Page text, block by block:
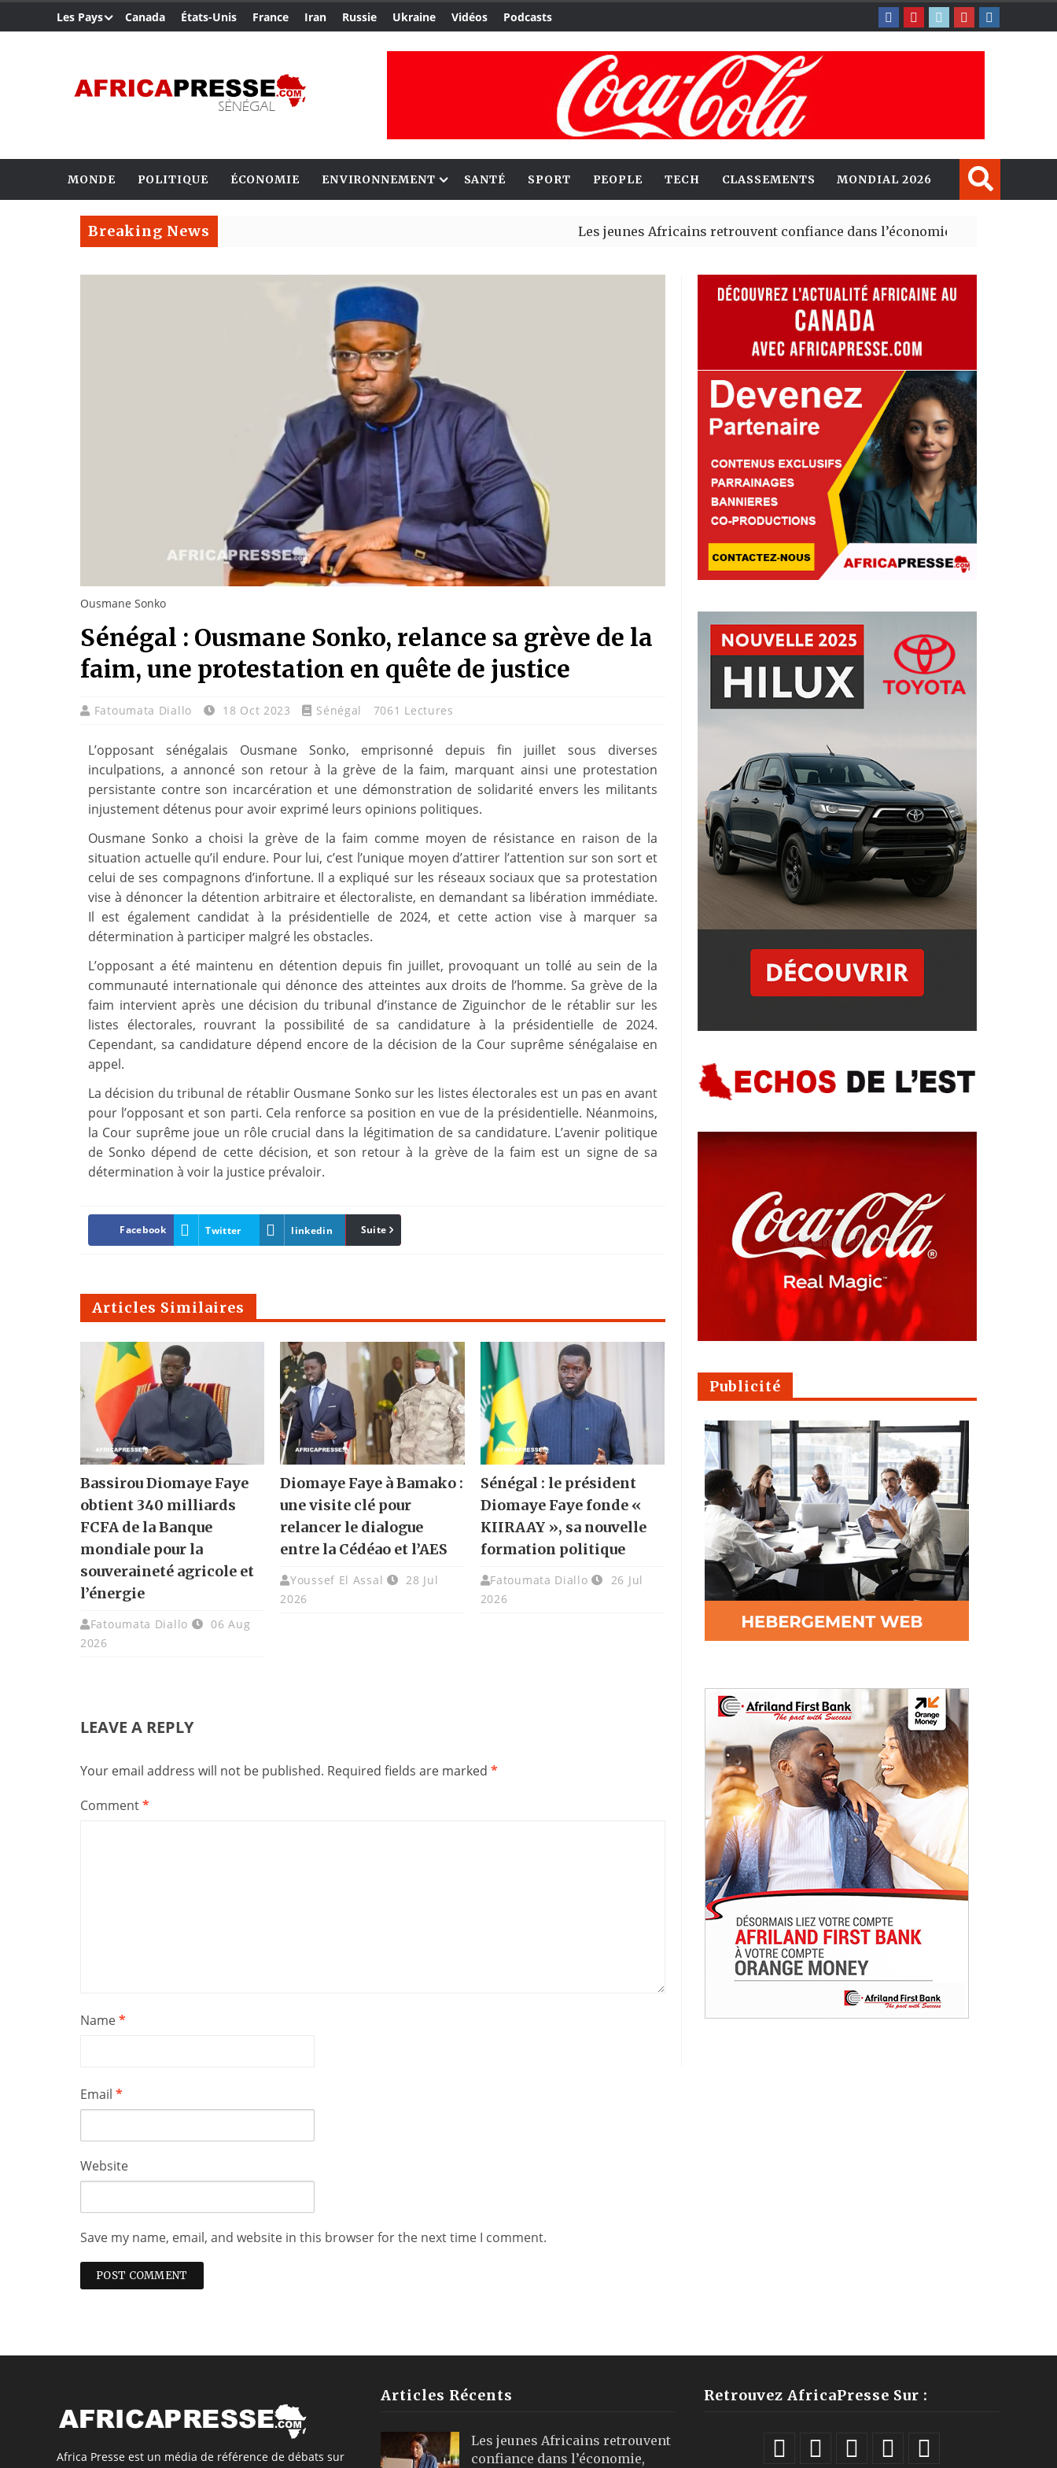
Les Pays Canada États-Unis France Iran Russie Ukraine Vidéos Podcasts
MONDE POLITIQUE ÉCONOMIE ENVIRONNEMENT SANTÉ SPORT PEOPLE TECH CLASSEMENTS MONDIAL 2026
Breaking News Les jeunes Africains retrouvent confiance dans l’économie, mais trois grands
Ousmane Sonko
Sénégal : Ousmane Sonko, relance sa grève de la
faim, une protestation en quête de justice
Fatoumata Diallo 18 Oct 2023 Sénégal 7061 Lectures
L’opposant sénégalais Ousmane Sonko, emprisonné depuis fin juillet sous diverses
inculpations, a annoncé son retour à la grève de la faim, marquant ainsi une protestation
persistante contre son incarcération et une démonstration de solidarité envers les militants
injustement détenus pour avoir exprimé leurs opinions politiques.
Ousmane Sonko a choisi la grève de la faim comme moyen de résistance en raison de la
situation actuelle qu’il endure. Pour lui, c’est l’unique moyen d’attirer l’attention sur son sort et
celui de ses compagnons d’infortune. Il a expliqué sur les réseaux sociaux que sa protestation
vise à dénoncer la détention arbitraire et électoraliste, en demandant sa libération immédiate.
Il est également candidat à la présidentielle de 2024, et cette action vise à marquer sa
détermination à participer malgré les obstacles.
L’opposant a été maintenu en détention depuis fin juillet, provoquant un tollé au sein de la
communauté internationale qui dénonce des atteintes aux droits de l’homme. Sa grève de la
faim intervient après une décision du tribunal d’instance de Ziguinchor de le rétablir sur les
listes électorales, rouvrant la possibilité de sa candidature à la présidentielle de 2024.
Cependant, sa candidature dépend encore de la décision de la Cour suprême sénégalaise en
appel.
La décision du tribunal de rétablir Ousmane Sonko sur les listes électorales est un pas en avant
pour l’opposant et son parti. Cela renforce sa position en vue de la présidentielle. Néanmoins,
la Cour suprême joue un rôle crucial dans la légitimation de sa candidature. L’avenir politique
de Sonko dépend de cette décision, et son retour à la grève de la faim est un signe de sa
détermination à voir la justice prévaloir.
Facebook Twitter linkedin Pinterest
Suite
Articles Similaires
Bassirou Diomaye Faye
obtient 340 milliards
FCFA de la Banque
mondiale pour la
souveraineté agricole et
l’énergie
Fatoumata Diallo
06 Aug
2026
Diomaye Faye à Bamako :
une visite clé pour
relancer le dialogue
entre la Cédéao et l’AES
Youssef El Assal
28 Jul
2026
Sénégal : le président
Diomaye Faye fonde «
KIIRAAY », sa nouvelle
formation politique
Fatoumata Diallo
26 Jul
2026
LEAVE A REPLY
Your email address will not be published. Required fields are marked *
Comment*
Name*
Email *
Website
Save my name, email, and website in this browser for the next time I comment.
Publicité
Africa Presse est un média de référence de débats sur
Articles Récents
Les jeunes Africains retrouvent
confiance dans l’économie,
Retrouvez AfricaPresse Sur :